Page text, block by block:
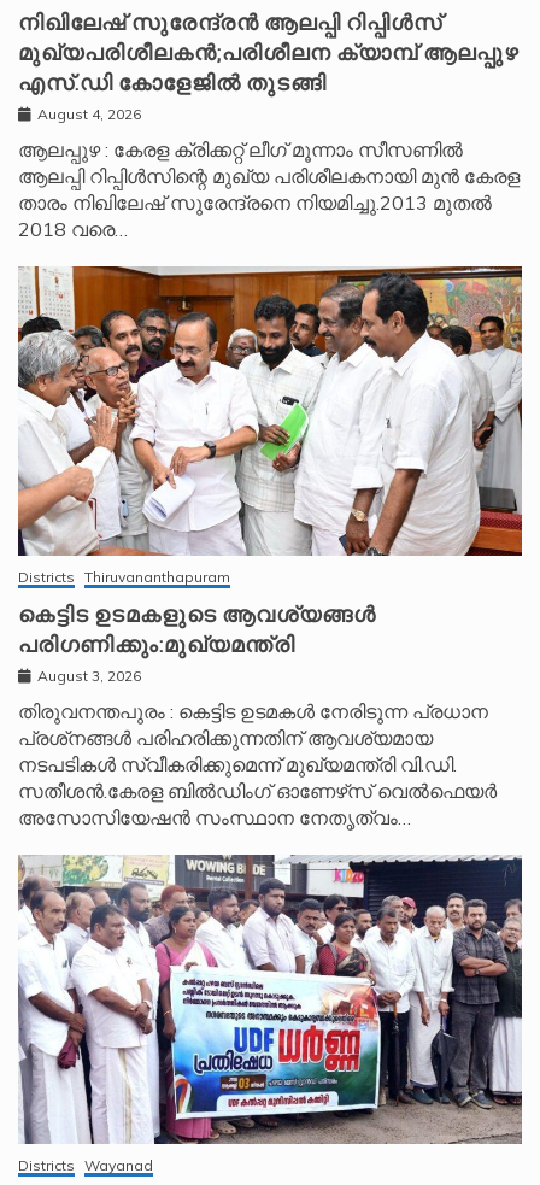
നിഖിലേഷ് സുരേന്ദ്രൻ ആലപ്പി റിപ്പിൾസ്
മുഖ്യപരിശീലകൻ;പരിശീലന ക്യാമ്പ് ആലപ്പുഴ
എസ്.ഡി കോളേജിൽ തുടങ്ങി
August 4, 2026
ആലപ്പുഴ : കേരള ക്രിക്കറ്റ് ലീ​ഗ് മൂന്നാം സീസണിൽ
ആലപ്പി റിപ്പിൾസിന്റെ മുഖ്യ പരിശീലകനായി മുൻ കേരള
താരം നിഖിലേഷ് സുരേന്ദ്രനെ നിയമിച്ചു.2013 മുതൽ
2018 വരെ…
Districts Thiruvananthapuram
കെട്ടിട ഉടമകളുടെ ആവശ്യങ്ങൾ
പരിഗണിക്കും:മുഖ്യമന്ത്രി
August 3, 2026
തിരുവനന്തപുരം : കെട്ടിട ഉടമകൾ നേരിടുന്ന പ്രധാന
പ്രശ്‌നങ്ങൾ പരിഹരിക്കുന്നതിന് ആവശ്യമായ
നടപടികൾ സ്വീകരിക്കുമെന്ന് മുഖ്യമന്ത്രി വി.ഡി.
സതീശൻ.കേരള ബിൽഡിംഗ് ഓണേഴ്‌സ് വെൽഫെയർ
അസോസിയേഷൻ സംസ്ഥാന നേതൃത്വം…
Districts Wayanad